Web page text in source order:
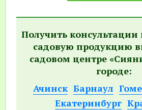
Получить консультации
садовую продукцию
садовом центре
городе:
Ачинск Барнаул
Екатеринбург